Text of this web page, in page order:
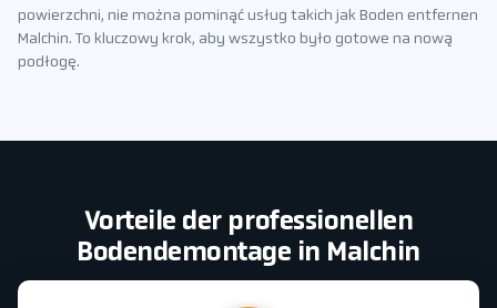
powierzchni, nie można pominąć usług takich jak Boden entfernen
Malchin. To kluczowy krok, aby wszystko było gotowe na nową
podłogę.
Vorteile der professionellen
Bodendemontage in Malchin